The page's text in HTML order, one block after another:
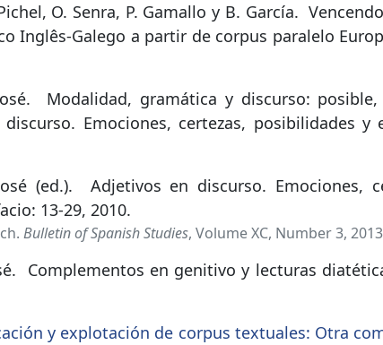
O. Senra, P. Gamallo y B. García.
Inglês-Galego a partir de corpus paralelo
Modalidad, gramática y discurso:
Emociones, certezas, posibilidades
(ed.).
Adjetivos en discurso. Emociones,
13-29, 2010.
Bulletin of Spanish Studies, Volume XC, Number 3,
Complementos en genitivo y lecturas
y explotación de corpus textuales: Otra